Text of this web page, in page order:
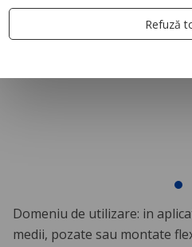
Domeniu de utilizare: in
medii, pozate sau montate
Refuză